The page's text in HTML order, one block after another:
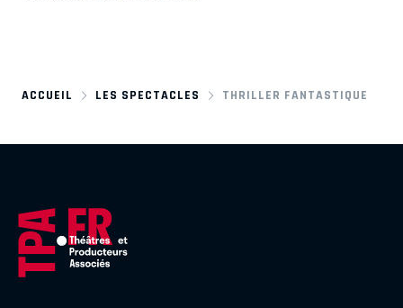
ACCUEIL LES SPECTACLES THRILLER FANTASTIQUE